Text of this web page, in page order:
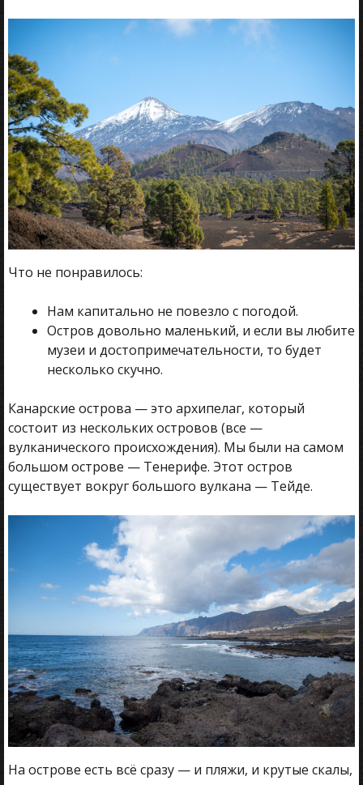
Что не понравилось:
Нам капитально не повезло с погодой.
Остров довольно маленький, и если вы любите
музеи и достопримечательности, то будет
несколько скучно.
Канарские острова — это архипелаг, который
состоит из нескольких островов (все —
вулканического происхождения). Мы были на самом
большом острове — Тенерифе. Этот остров
существует вокруг большого вулкана — Тейде.
На острове есть всё сразу — и пляжи, и крутые скалы,